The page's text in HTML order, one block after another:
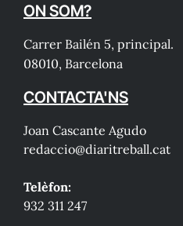
ON SOM?
Carrer Bailén 5, principal.
08010, Barcelona
CONTACTA'NS
Joan Cascante Agudo
redaccio@diaritreball.cat
Telèfon:
932 311 247